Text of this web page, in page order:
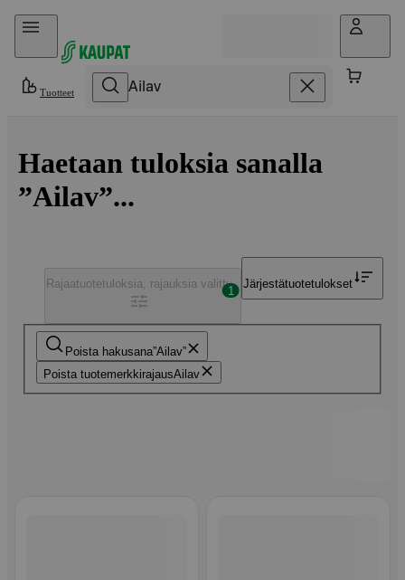
Hyppää sisältöön
Tuotteet
Haetaan tuloksia sanalla
”Ailav”...
Poista hakusana Ailav
Poista tuotemerkkirajausAilav
Rajaatuotetuloksia, rajauksia valittu
1
Järjestätuotetulokset